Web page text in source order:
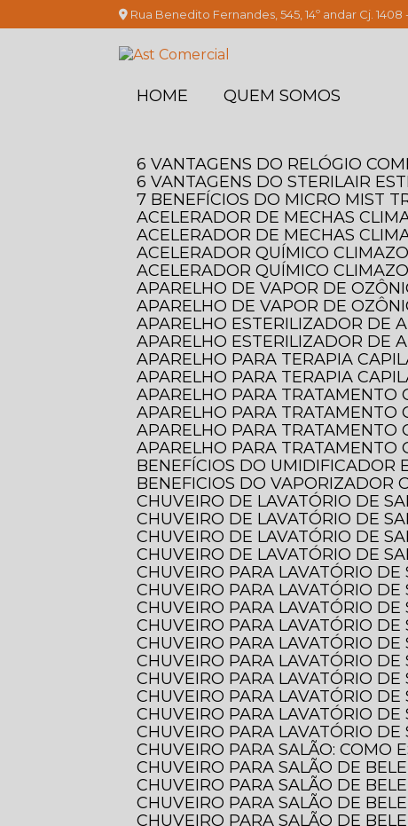
Rua Benedito Fernandes, 545, 14º andar Cj. 1408
HOME
QUEM SOMOS
6 VANTAGENS DO RELÓGIO
6 VANTAGENS DO STERILAIR
7 BENEFÍCIOS DO MICRO MIST
ACELERADOR DE MECHAS
ACELERADOR DE MECHAS
ACELERADOR QUÍMICO
ACELERADOR QUÍMICO
APARELHO DE VAPOR DE
APARELHO DE VAPOR DE
APARELHO ESTERILIZADOR DE
APARELHO ESTERILIZADOR DE
APARELHO PARA TERAPIA
APARELHO PARA TERAPIA
APARELHO PARA
APARELHO PARA
APARELHO PARA
APARELHO PARA
BENEFÍCIOS DO UMIDIFICADOR
BENEFICIOS DO VAPORIZADOR
CHUVEIRO DE LAVATÓRIO DE
CHUVEIRO DE LAVATÓRIO DE
CHUVEIRO DE LAVATÓRIO DE
CHUVEIRO DE LAVATÓRIO DE
CHUVEIRO PARA LAVATÓRIO
CHUVEIRO PARA LAVATÓRIO
CHUVEIRO PARA LAVATÓRIO
CHUVEIRO PARA LAVATÓRIO
CHUVEIRO PARA LAVATÓRIO
CHUVEIRO PARA LAVATÓRIO
CHUVEIRO PARA LAVATÓRIO
CHUVEIRO PARA LAVATÓRIO
CHUVEIRO PARA LAVATÓRIO
CHUVEIRO PARA LAVATÓRIO
CHUVEIRO PARA SALÃO: COMO
CHUVEIRO PARA SALÃO DE
CHUVEIRO PARA SALÃO DE
CHUVEIRO PARA SALÃO DE
CHUVEIRO PARA SALÃO DE